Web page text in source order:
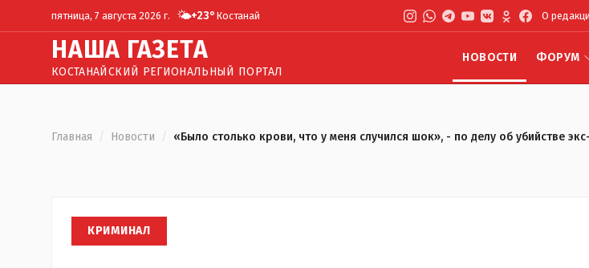
пятница, 7 августа 2026 г. 🌤️+23° Костанай О
НАША ГАЗЕТА
КОСТАНАЙСКИЙ РЕГИОНАЛЬНЫЙ ПОРТАЛ
НОВОСТИ ФОРУМ
Главная / Новости / «Было столько крови, что у меня случился шок», - по делу об убийстве
КРИМИНАЛ